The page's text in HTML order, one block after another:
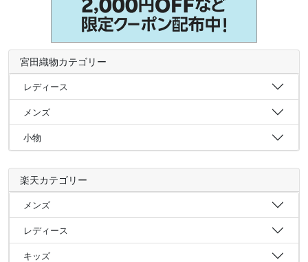
宮田織物カテゴリー
レディース
メンズ
小物
楽天カテゴリー
メンズ
レディース
キッズ